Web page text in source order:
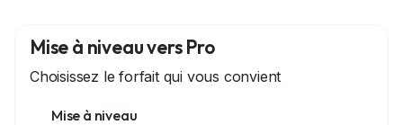
Mise à niveau vers Pro
Choisissez le forfait qui vous convient
Mise à niveau